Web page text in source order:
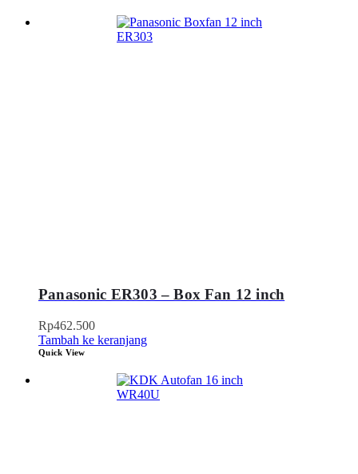
Panasonic ER303 – Box Fan 12 inch
Rp462.500
Tambah ke keranjang
Quick View